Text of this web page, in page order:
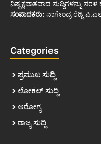
ನಿಷ್ಪಕ್ಷಪಾತವಾದ ಸುದ್ದಿಗಳನ್ನು
ಸಂಪಾದಕರು: ನಾಗೇಂದ್ರ ರೆಡ್ಡಿ
Categories
ಪ್ರಮುಖ ಸುದ್ದಿ
ಲೋಕಲ್ ಸುದ್ದಿ
ಆರೋಗ್ಯ
ರಾಜ್ಯ ಸುದ್ದಿ